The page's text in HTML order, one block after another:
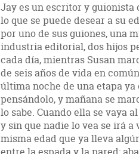
Jay es un escritor y guionista
lo que se puede desear a su
por uno de sus guiones, una
industria editorial, dos hijos
cada día, mientras Susan
de seis años de vida en
última noche de una etapa
pensándolo, y mañana se
lo sabe. Cuando ella se vaya
y sin que nadie lo vea se irá
misma edad que ya lleva